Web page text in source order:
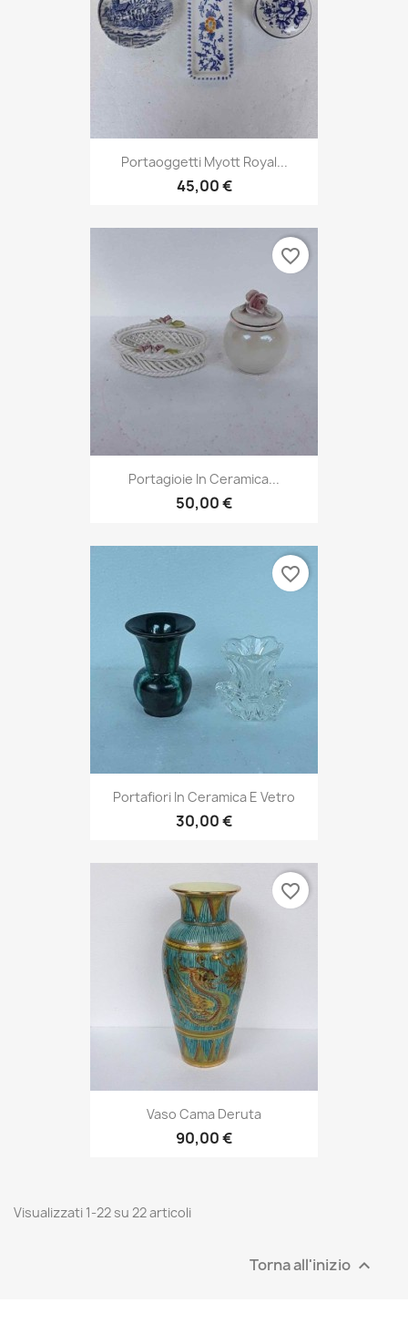
Portaoggetti Myott Royal...
45,00 €
Portagioie In Ceramica...
50,00 €
favorite_border
Portafiori In Ceramica E Vetro
30,00 €
favorite_border
Vaso Cama Deruta
90,00 €
favorite_border
Visualizzati 1-22 su 22 articoli
Torna all'inizio 